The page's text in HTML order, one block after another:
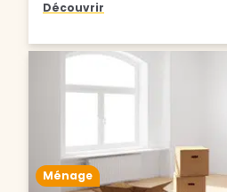
Découvrir
Ménage